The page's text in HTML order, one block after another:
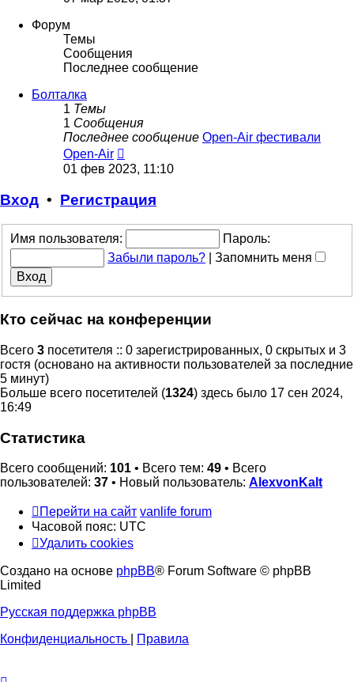
Форум
Темы
Сообщения
Последнее сообщение
Болталка
1 Темы
1 Сообщения
Последнее сообщение Open-Air фестивали
Open-Air
к
сообщению
01 фев 2023, 11:10
Вход • Регистрация
Имя пользователя:
Пароль:
Забыли пароль?
Запомнить меня
Кто сейчас на конференции
Всего 3 посетителя :: 0 зарегистрированных, 0 скрытых и 3
гостя (основано на активности пользователей за последние
5 минут)
Больше всего посетителей (1324) здесь было 17 сен 2024,
16:49
Статистика
Всего сообщений: 101 • Всего тем: 49 • Всего
пользователей: 37 • Новый пользователь: AlexvonKalt
Перейти на сайт vanlife forum
Часовой пояс: UTC
Удалить cookies
Создано на основе phpBB® Forum Software © phpBB
Limited
Русская поддержка phpBB
Конфиденциальность
Правила